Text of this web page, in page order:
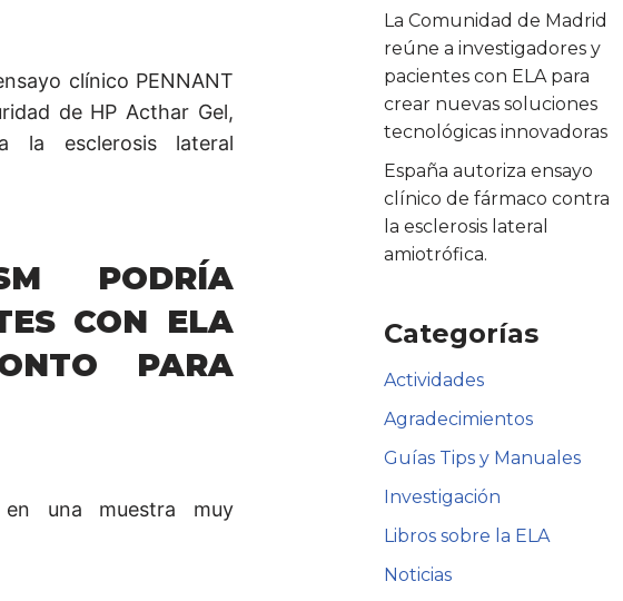
clínico PENNANT
de HP Acthar Gel,
la esclerosis lateral
PODRÍA
CON ELA
PARA
en una muestra muy
La Comunidad de Madrid
reúne a investigadores y
pacientes con ELA para
crear nuevas soluciones
tecnológicas innovadoras
España autoriza ensayo
clínico de fármaco contra
la esclerosis lateral
amiotrófica.
Categorías
Actividades
Agradecimientos
Guías Tips y Manuales
Investigación
Libros sobre la ELA
Noticias